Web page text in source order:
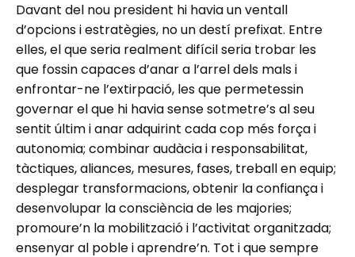
Davant del nou president hi havia un ventall
d’opcions i estratègies, no un destí prefixat. Entre
elles, el que seria realment difícil seria trobar les
que fossin capaces d’anar a l’arrel dels mals i
enfrontar-ne l’extirpació, les que permetessin
governar el que hi havia sense sotmetre’s al seu
sentit últim i anar adquirint cada cop més força i
autonomia; combinar audàcia i responsabilitat,
tàctiques, aliances, mesures, fases, treball en equip;
desplegar transformacions, obtenir la confiança i
desenvolupar la consciència de les majories;
promoure’n la mobilització i l’activitat organitzada;
ensenyar al poble i aprendre’n. Tot i que sempre